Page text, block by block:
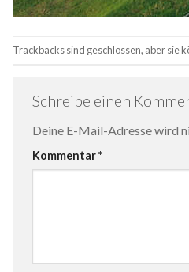
Trackbacks sind geschlossen, aber sie
Schreibe einen
Deine E-Mail-Adresse wird
Kommentar*